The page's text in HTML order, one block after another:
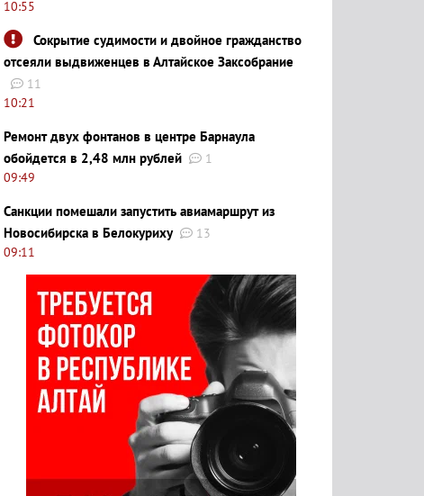
10:55
Сокрытие судимости и двойное гражданство
отсеяли выдвиженцев в Алтайское Заксобрание
11
10:21
Ремонт двух фонтанов в центре Барнаула
обойдется в 2,48 млн рублей
1
09:49
Санкции помешали запустить авиамаршрут из
Новосибирска в Белокуриху
13
09:11